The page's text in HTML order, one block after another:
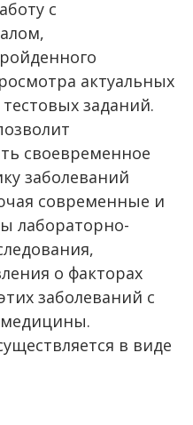
с
актуальных
заданий.
своевременное
заболеваний
современные и
лабораторно-
о факторах
заболеваний с
в виде